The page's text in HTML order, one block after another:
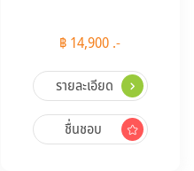
฿ 14,900 .-
รายละเอียด
ชื่นชอบ